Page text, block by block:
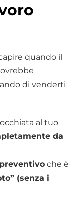
quando il
di venderti
al tuo
da
che è
(senza i